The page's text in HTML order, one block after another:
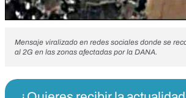
Mensaje viralizado en redes sociales donde se
al 2G en las zonas afectadas por la DANA.